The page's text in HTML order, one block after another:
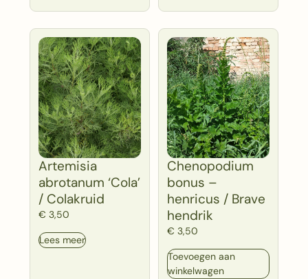
Artemisia
abrotanum ‘Cola’
/ Colakruid
€ 3,50
Lees meer
Chenopodium
bonus –
henricus / Brave
hendrik
€ 3,50
Toevoegen aan
winkelwagen